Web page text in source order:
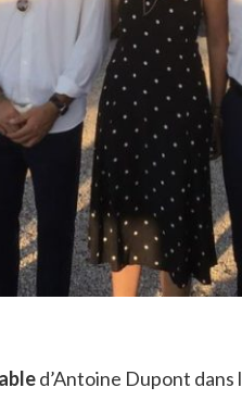
d’Antoine Dupont